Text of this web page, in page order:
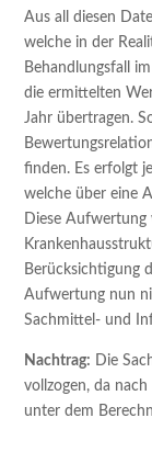
Aus all diesen
welche in der
Behandlungsfall
die ermittelten
Jahr übertragen.
finden. Es erfolgt
welche über eine
Diese Aufwertung
Berücksichtigung
Aufwertung nun
Sachmittel- und
Nachtrag: Die
vollzogen, da
unter dem